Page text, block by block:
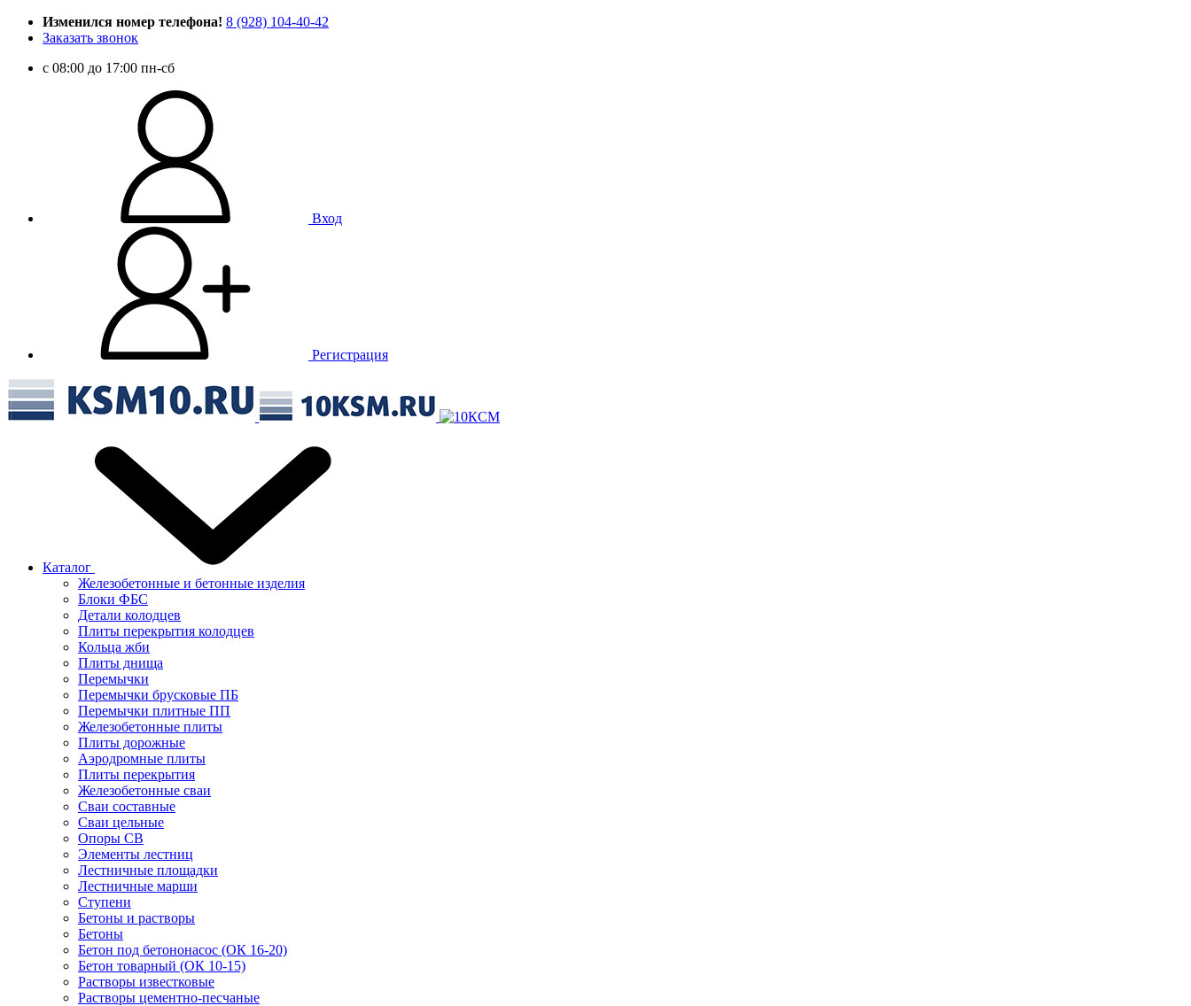
Изменился номер телефона! 8 (928) 104-40-42
Заказать звонок
c 08:00 до 17:00 пн-сб
Вход
Регистрация
Каталог
Железобетонные и бетонные изделия
Блоки ФБС
Детали колодцев
Плиты перекрытия колодцев
Кольца жби
Плиты днища
Перемычки
Перемычки брусковые ПБ
Перемычки плитные ПП
Железобетонные плиты
Плиты дорожные
Аэродромные плиты
Плиты перекрытия
Железобетонные сваи
Сваи составные
Сваи цельные
Опоры СВ
Элементы лестниц
Лестничные площадки
Лестничные марши
Ступени
Бетоны и растворы
Бетоны
Бетон под бетононасос (ОК 16-20)
Бетон товарный (ОК 10-15)
Растворы известковые
Растворы цементно-песчаные